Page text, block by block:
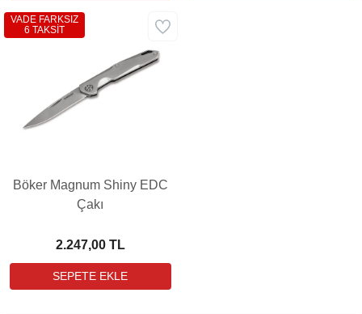
Böker Magnum Shiny EDC
Çakı
2.247,00 TL
VADE FARKSIZ
6 TAKSİT